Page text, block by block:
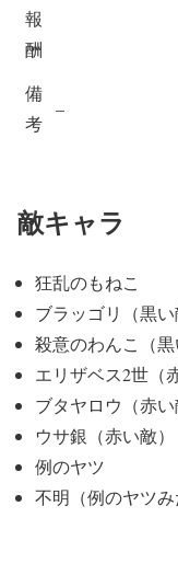
報
酬
備
考
–
敵キャラ
狂乱のもねこ
ブラッゴリ（黒い
殺意のわんこ（黒
エリザベス2世（
ブタヤロウ（赤い
ウサ銀（赤い敵）
例のヤツ
不明（例のヤツ